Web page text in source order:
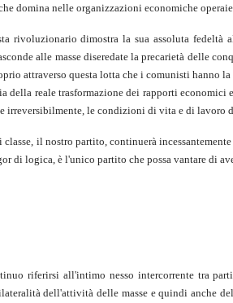
domina nelle organizzazioni economiche
rivoluzionario dimostra la sua assoluta fedeltà
alle masse diseredate la precarietà delle
attraverso questa lotta che i comunisti hanno
della reale trasformazione dei rapporti
irreversibilmente, le condizioni di vita e di lavoro
il nostro partito, continuerà
di logica, è l'unico partito che possa vantare di
riferirsi all'intimo nesso intercorrente tra
dell'attività delle masse e quindi anche